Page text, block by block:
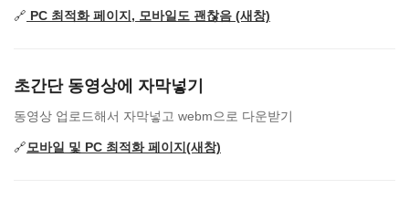
🔗 PC 최적화 페이지, 모바일도 괜찮음 (새창)
초간단 동영상에 자막넣기
동영상 업로드해서 자막넣고 webm으로 다운받기
🔗모바일 및 PC 최적화 페이지(새창)